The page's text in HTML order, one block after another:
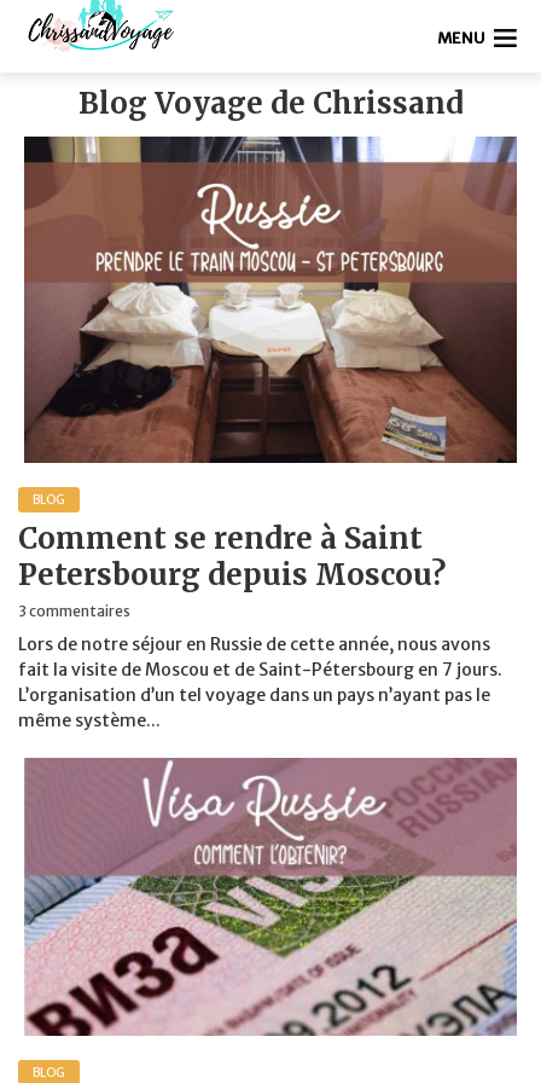
MENU
Blog Voyage de Chrissand
BLOG
Comment se rendre à Saint
Petersbourg depuis Moscou?
3 commentaires
Lors de notre séjour en Russie de cette année, nous avons
fait la visite de Moscou et de Saint-Pétersbourg en 7 jours.
L’organisation d’un tel voyage dans un pays n’ayant pas le
même système...
BLOG